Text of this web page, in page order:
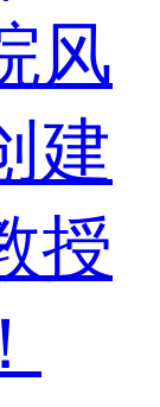
风
建
授